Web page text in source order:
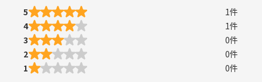
5
1件
4
1件
3
0件
2
0件
1
0件